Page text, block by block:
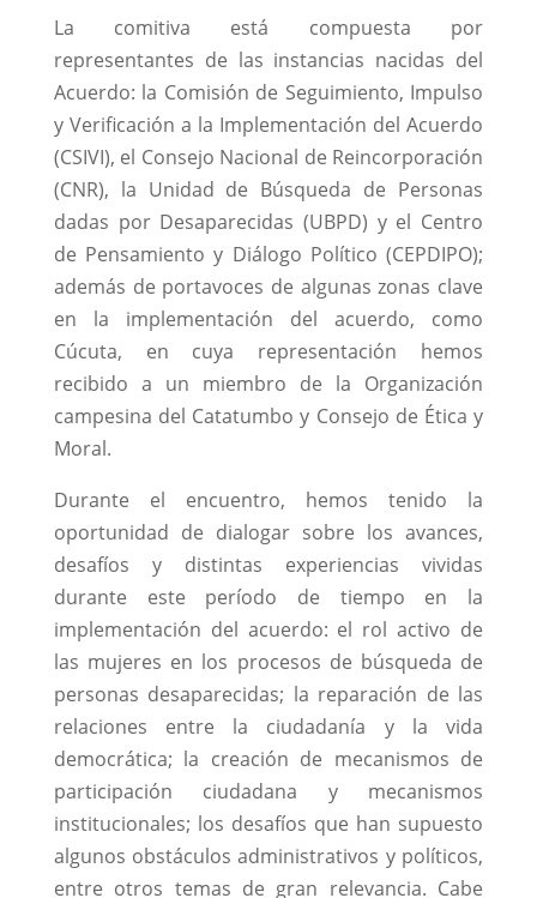
La comitiva está compuesta por
representantes de las instancias nacidas del
Acuerdo: la Comisión de Seguimiento, Impulso
y Verificación a la Implementación del Acuerdo
(CSIVI), el Consejo Nacional de Reincorporación
(CNR), la Unidad de Búsqueda de Personas
dadas por Desaparecidas (UBPD) y el Centro
de Pensamiento y Diálogo Político (CEPDIPO);
además de portavoces de algunas zonas clave
en la implementación del acuerdo, como
Cúcuta, en cuya representación hemos
recibido a un miembro de la Organización
campesina del Catatumbo y Consejo de Ética y
Moral.
Durante el encuentro, hemos tenido la
oportunidad de dialogar sobre los avances,
desafíos y distintas experiencias vividas
durante este período de tiempo en la
implementación del acuerdo: el rol activo de
las mujeres en los procesos de búsqueda de
personas desaparecidas; la reparación de las
relaciones entre la ciudadanía y la vida
democrática; la creación de mecanismos de
participación ciudadana y mecanismos
institucionales; los desafíos que han supuesto
algunos obstáculos administrativos y políticos,
entre otros temas de gran relevancia. Cabe